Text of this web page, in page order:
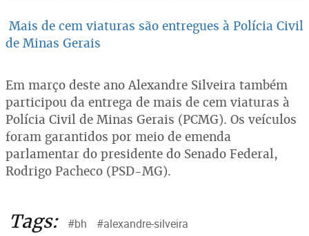
Mais de cem viaturas são entregues à Polícia Civil
de Minas Gerais
Em março deste ano Alexandre Silveira também
participou da entrega de mais de cem viaturas à
Polícia Civil de Minas Gerais (PCMG). Os veículos
foram garantidos por meio de emenda
parlamentar do presidente do Senado Federal,
Rodrigo Pacheco (PSD-MG).
Tags: #bh #alexandre-silveira